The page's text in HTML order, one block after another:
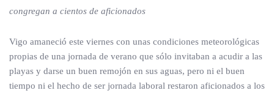
congregan a cientos de aficionados
Vigo amaneció este viernes con unas condiciones meteorológicas
propias de una jornada de verano que sólo invitaban a acudir a las
playas y darse un buen remojón en sus aguas, pero ni el buen
tiempo ni el hecho de ser jornada laboral restaron aficionados a los